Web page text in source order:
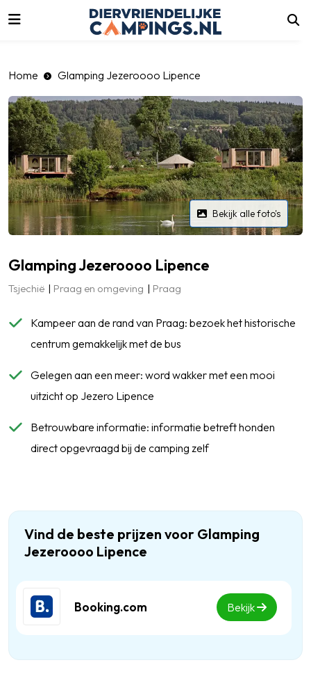
Home Glamping Jezeroooo Lipence
Bekijk alle foto's
Glamping Jezeroooo Lipence
Tsjechië Praag en omgeving Praag
Kampeer aan de rand van Praag: bezoek het historische
centrum gemakkelijk met de bus
Gelegen aan een meer: word wakker met een mooi
uitzicht op Jezero Lipence
Betrouwbare informatie: informatie betreft honden
direct opgevraagd bij de camping zelf
Vind de beste prijzen voor Glamping
Jezeroooo Lipence
Booking.com Bekijk